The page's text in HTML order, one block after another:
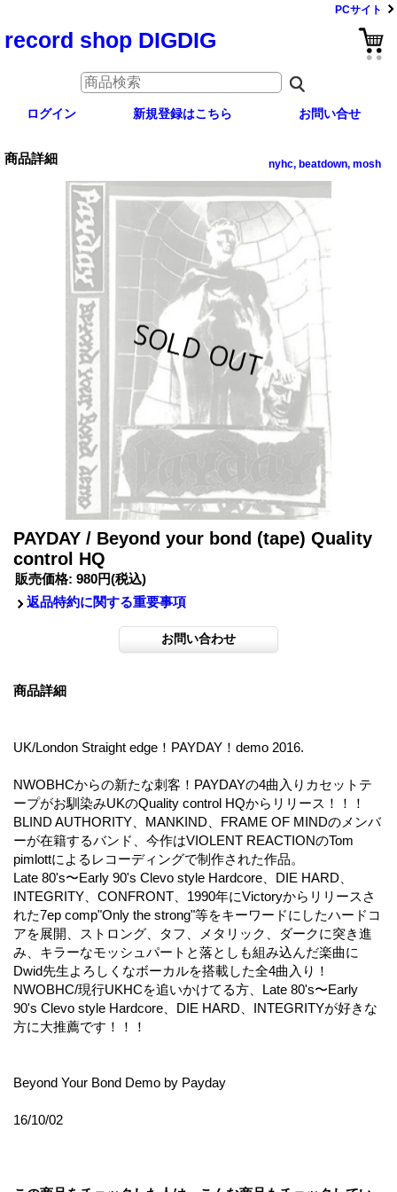
PCサイト
record shop DIGDIG
ログイン 新規登録はこちら お問い合せ
商品詳細 nyhc, beatdown, mosh
PAYDAY / Beyond your bond (tape) Quality
control HQ
販売価格: 980円(税込)
返品特約に関する重要事項
商品詳細
UK/London Straight edge！PAYDAY！demo 2016.
NWOBHCからの新たな刺客！PAYDAYの4曲入りカセットテ
ープがお馴染みUKのQuality control HQからリリース！！！
BLIND AUTHORITY、MANKIND、FRAME OF MINDのメンバ
ーが在籍するバンド、今作はVIOLENT REACTIONのTom
pimlottによるレコーディングで制作された作品。
Late 80's〜Early 90's Clevo style Hardcore、DIE HARD、
INTEGRITY、CONFRONT、1990年にVictoryからリリースさ
れた7ep comp"Only the strong"等をキーワードにしたハードコ
アを展開、ストロング、タフ、メタリック、ダークに突き進
み、キラーなモッシュパートと落としも組み込んだ楽曲に
Dwid先生よろしくなボーカルを搭載した全4曲入り！
NWOBHC/現行UKHCを追いかけてる方、Late 80's〜Early
90's Clevo style Hardcore、DIE HARD、INTEGRITYが好きな
方に大推薦です！！！
Beyond Your Bond Demo by Payday
16/10/02